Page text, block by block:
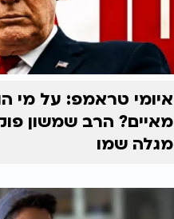
איומי טראמפ: על מי
מאיים? הרב שמשון
מגלה שמו